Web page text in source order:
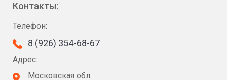
Контакты:
Телефон:
8 (926) 354-68-67
Адрес:
Московская обл.